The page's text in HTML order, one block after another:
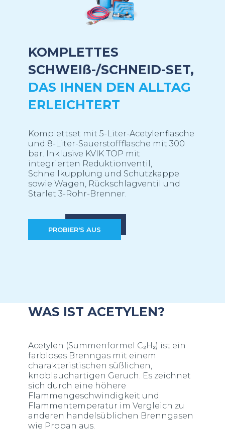
KOMPLETTES
SCHWEIß-/SCHNEID-SET,
DAS IHNEN DEN ALLTAG
ERLEICHTERT
Komplettset mit 5-Liter-Acetylenflasche
und 8-Liter-Sauerstoffflasche mit 300
bar. Inklusive KVIK TOP mit
integrierten Reduktionventil,
Schnellkupplung und Schutzkappe
sowie Wagen, Rückschlagventil und
Starlet 3-Rohr-Brenner.
PROBIER'S AUS
WAS IST ACETYLEN?
Acetylen (Summenformel C₂H₂) ist ein
farbloses Brenngas mit einem
charakteristischen süßlichen,
knoblauchartigen Geruch. Es zeichnet
sich durch eine höhere
Flammengeschwindigkeit und
Flammentemperatur im Vergleich zu
anderen handelsüblichen Brenngasen
wie Propan aus.